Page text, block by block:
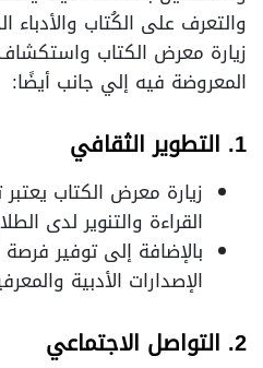
والتعرف على الكُتاب والأدباء
زيارة معرض الكتاب
المعروضة فيه إلي جانب أيضًا:
1. التطوير الثقافي
زيارة معرض الكتاب
القراءة والتنوير لدى
بالإضافة إلى توفير
الإصدارات الأدبية
2. التواصل الاجتماعي